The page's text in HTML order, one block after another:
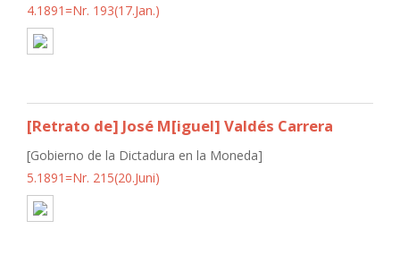
4.1891=Nr. 193(17.Jan.)
[Retrato de] José M[iguel] Valdés Carrera
[Gobierno de la Dictadura en la Moneda]
5.1891=Nr. 215(20.Juni)